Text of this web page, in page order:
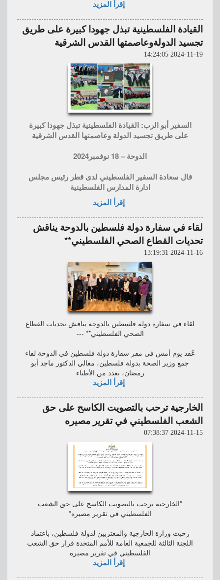
إقرأ المزيد
القيادة الفلسطينية تبذل جهودا كبيرة على طريق
تجسيد الدولةوعاصمتها القدس الشرقية
2024-11-19 14:24:05
السفير أبو الرب: القيادة الفلسطينية تبذل جهودا كبيرة
على طريق تجسيد الدولة وعاصمتها القدس الشرقية
الدوحة – 18 نوفمبر2024
قال سعادة السفير الفلسطيني لدى قطر رئيس مجلس
ادارة المدارس الفلسطينية
إقرأ المزيد
لقاء في سفارة دولة فلسطين بالدوحة يناقش
تحديات القطاع الصحي الفلسطيني**
2024-11-16 13:19:31
لقاء في سفارة دولة فلسطين بالدوحة يناقش تحديات القطاع
الصحي الفلسطيني** ---
عُقد يوم أمس في مقر سفارة دولة فلسطين في الدوحة لقاء
جمع وزير الصحة بدولة فلسطين، معالي الدكتور ماجد أبو
رمضان، بعدد من الأطباء
إقرأ المزيد
الخارجية ترحب بالتصويت الكاسح على حق
الشعب الفلسطيني في تقرير مصيره
2024-11-15 07:38:37
*الخارجية ترحب بالتصويت الكاسح على حق الشعب
الفلسطيني في تقرير مصيره*
رحبت وزارة الخارجية والمغتربين لدولة فلسطين، باعتماد
اللجنة الثالثة للجمعية العامة للأمم المتحدة قرار حق الشعب
الفلسطيني في تقرير مصيره
إقرأ المزيد